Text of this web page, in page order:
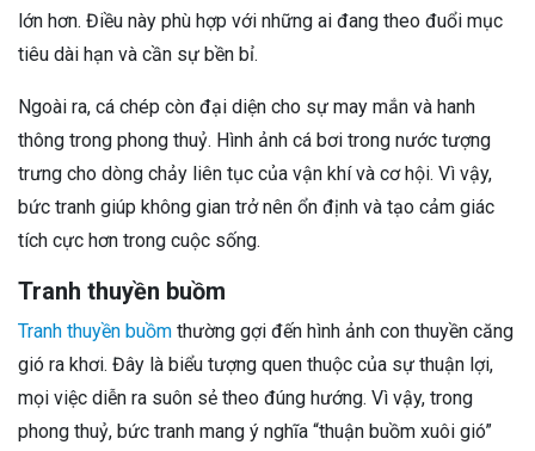
lớn hơn. Điều này phù hợp với những ai đang theo đuổi mục
tiêu dài hạn và cần sự bền bỉ.
Ngoài ra, cá chép còn đại diện cho sự may mắn và hanh
thông trong phong thuỷ. Hình ảnh cá bơi trong nước tượng
trưng cho dòng chảy liên tục của vận khí và cơ hội. Vì vậy,
bức tranh giúp không gian trở nên ổn định và tạo cảm giác
tích cực hơn trong cuộc sống.
Tranh thuyền buồm
Tranh thuyền buồm thường gợi đến hình ảnh con thuyền căng
gió ra khơi. Đây là biểu tượng quen thuộc của sự thuận lợi,
mọi việc diễn ra suôn sẻ theo đúng hướng. Vì vậy, trong
phong thuỷ, bức tranh mang ý nghĩa “thuận buồm xuôi gió”